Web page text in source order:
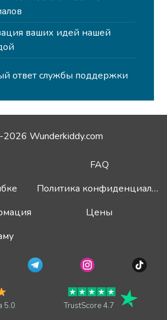
ваших идей нашей
ответ службы поддержки
Wunderkiddy.com
FAQ
Политика конфиденциальности
Цены
5.0 TrustScore 4.7